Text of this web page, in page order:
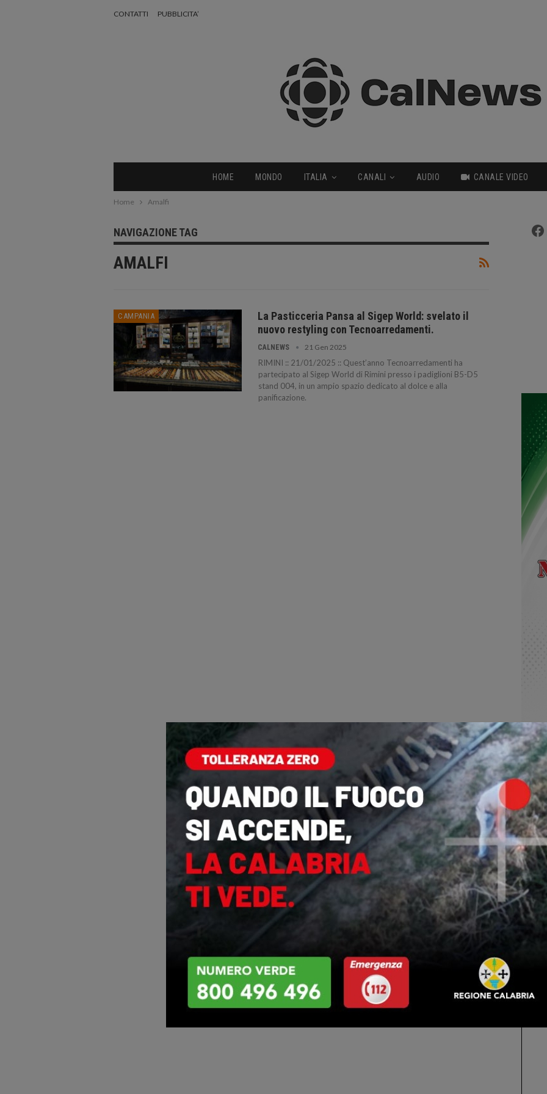
CONTATTI PUBBLICITA’
HOME MONDO ITALIA CANALI AUDIO CANALE VIDEO
Home Amalfi
NAVIGAZIONE TAG
AMALFI
CAMPANIA
La Pasticceria Pansa al Sigep World: svelato il
nuovo restyling con Tecnoarredamenti.
CALNEWS 21 Gen 2025
RIMINI :: 21/01/2025 :: Quest’anno Tecnoarredamenti ha
partecipato al Sigep World di Rimini presso i padiglioni B5-D5
stand 004, in un ampio spazio dedicato al dolce e alla
panificazione.